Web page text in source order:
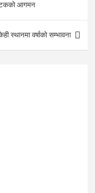
आगमन
स्थानमा वर्षाको सम्भावना